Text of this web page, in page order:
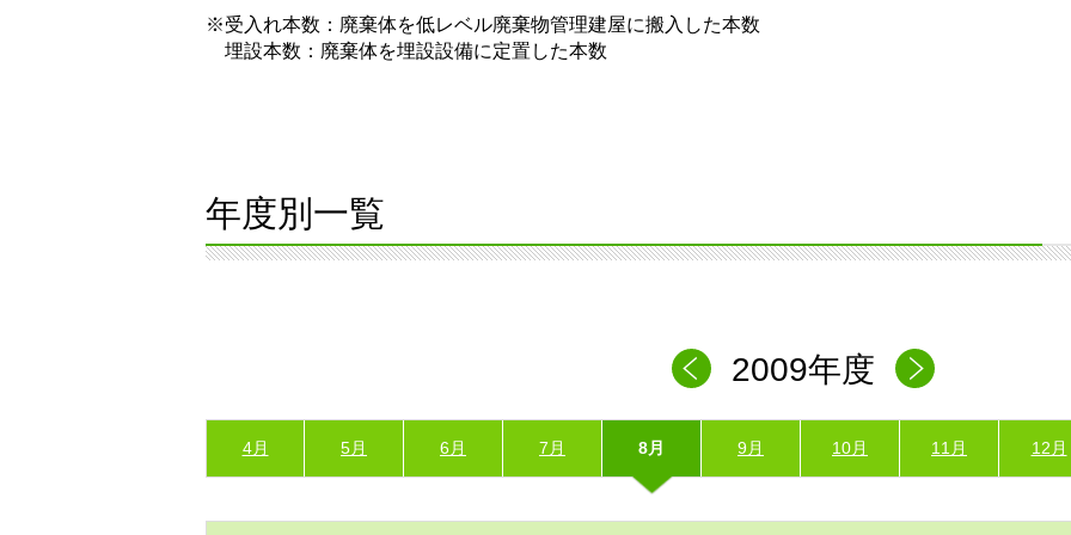
※受入れ本数：廃棄体を低レベル廃棄物管理建屋に搬入した本数
埋設本数：廃棄体を埋設設備に定置した本数
年度別一覧
2009年度
4月 5月 6月 7月 8月 9月 10月 11月 12月